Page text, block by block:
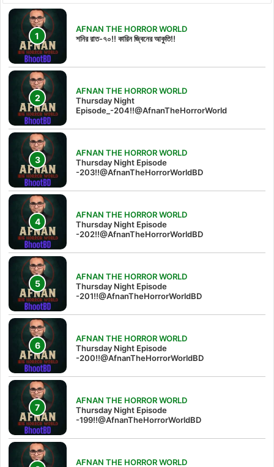
AFNAN THE HORROR WORLD
শনির রাত-৭০!! কারিন জ্বিনের আকুতি!!
AFNAN THE HORROR WORLD
Thursday Night
Episode_-204!!@AfnanTheHorrorWorld
AFNAN THE HORROR WORLD
Thursday Night Episode
-203!!@AfnanTheHorrorWorldBD
AFNAN THE HORROR WORLD
Thursday Night Episode
-202!!@AfnanTheHorrorWorldBD
AFNAN THE HORROR WORLD
Thursday Night Episode
-201!!@AfnanTheHorrorWorldBD
AFNAN THE HORROR WORLD
Thursday Night Episode
-200!!@AfnanTheHorrorWorldBD
AFNAN THE HORROR WORLD
Thursday Night Episode
-199!!@AfnanTheHorrorWorldBD
AFNAN THE HORROR WORLD